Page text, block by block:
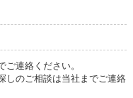
連絡ください。
しのご相談は当社までご連絡